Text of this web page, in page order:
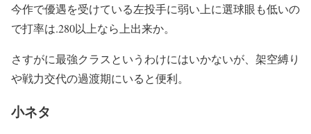
今作で優遇を受けている左投手に弱い上に選球眼も低いの
で打率は.280以上なら上出来か。
さすがに最強クラスというわけにはいかないが、架空縛り
や戦力交代の過渡期にいると便利。
小ネタ